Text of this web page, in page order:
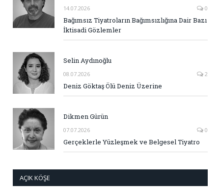
14.07.2026 0
Bağımsız Tiyatroların Bağımsızlığına Dair Bazı
İktisadi Gözlemler
Selin Aydınoğlu
08.07.2026 2
Deniz Göktaş Ölü Deniz Üzerine
Dikmen Gürün
07.07.2026 0
Gerçeklerle Yüzleşmek ve Belgesel Tiyatro
AÇIK KÖŞE